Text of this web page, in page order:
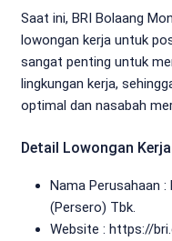
Saat ini, BRI Bolaang
lowongan kerja untuk
sangat penting untuk
lingkungan kerja,
optimal dan nasabah
Detail Lowongan Kerja
Nama Perusahaan :
(Persero) Tbk.
Website : https://